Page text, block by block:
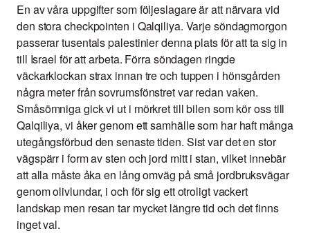
En av våra uppgifter som följeslagare är att närvara vid
den stora checkpointen i Qalqiliya. Varje söndagmorgon
passerar tusentals palestinier denna plats för att ta sig in
till Israel för att arbeta. Förra söndagen ringde
väckarklockan strax innan tre och tuppen i hönsgården
några meter från sovrumsfönstret var redan vaken.
Småsömniga gick vi ut i mörkret till bilen som kör oss till
Qalqiliya, vi åker genom ett samhälle som har haft många
utegångsförbud den senaste tiden. Sist var det en stor
vägspärr i form av sten och jord mitt i stan, vilket innebär
att alla måste åka en lång omväg på små jordbruksvägar
genom olivlundar, i och för sig ett otroligt vackert
landskap men resan tar mycket längre tid och det finns
inget val.